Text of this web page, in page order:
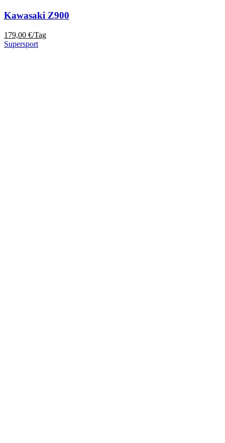
Kawasaki Z900
179,00 €/Tag
Supersport